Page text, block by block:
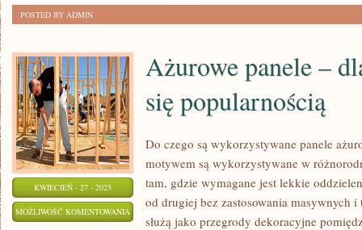
POSTED BY ADMIN
KWIECIEŃ - 27 - 2025
MOŻLIWOŚĆ KOMENTOWANIA
Ażurowe panele –
się popularnością
Do czego są wykorzystywane panele
motywem są wykorzystywane w
tam, gdzie wymagane jest lekkie
od drugiej bez zastosowania masywnych i
służą jako przegrody dekoracyjne